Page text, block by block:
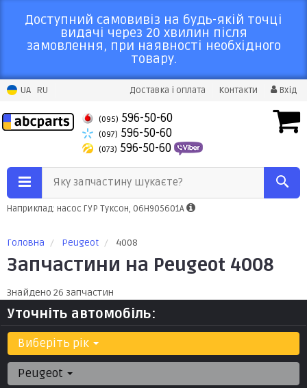
Доступний самовивіз на будь-якій точці
видачі через 20 хвилин після
замовлення, при наявності необхідного
товару.
UA RU Доставка і оплата Контакти Вхід
(095) 596-50-60
(097) 596-50-60
(073) 596-50-60
Яку запчастину шукаєте?
Наприклад: насос ГУР Туксон, 06H905601A
Головна Peugeot 4008
Запчастини на Peugeot 4008
Знайдено 26 запчастин
Уточніть автомобіль:
Виберіть рік
Peugeot